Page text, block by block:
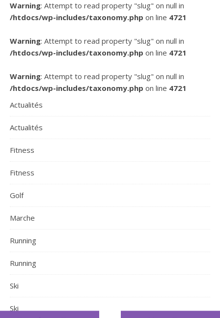
Warning: Attempt to read property "slug" on null in
/htdocs/wp-includes/taxonomy.php on line 4721
Warning: Attempt to read property "slug" on null in
/htdocs/wp-includes/taxonomy.php on line 4721
Warning: Attempt to read property "slug" on null in
/htdocs/wp-includes/taxonomy.php on line 4721
Actualités
Actualités
Fitness
Fitness
Golf
Marche
Running
Running
Ski
Ski